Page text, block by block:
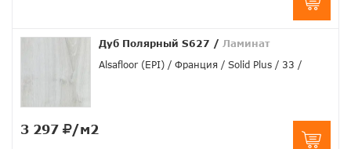
Дуб Полярный S627 / Ламинат
Alsafloor (EPI)
Франция Solid Plus 33
3 297 /м2